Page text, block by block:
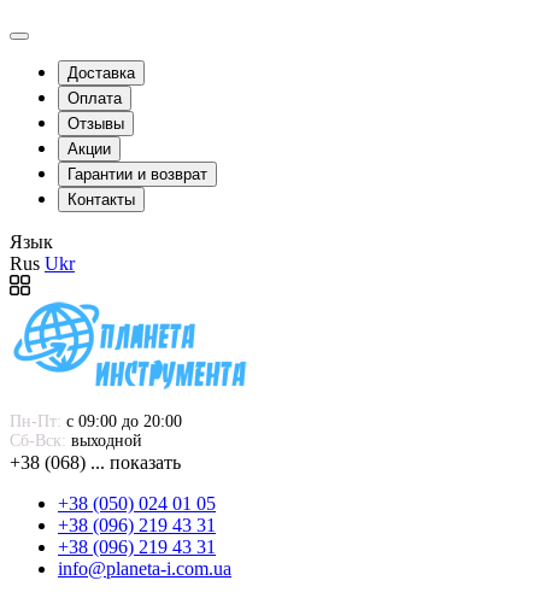
Доставка
Оплата
Отзывы
Акции
Гарантии и возврат
Контакты
Язык
Rus Ukr
Пн-Пт: с 09:00 до 20:00
Сб-Вск: выходной
+38 (068) ... показать
+38 (050) 024 01 05
+38 (096) 219 43 31
+38 (096) 219 43 31
info@planeta-i.com.ua